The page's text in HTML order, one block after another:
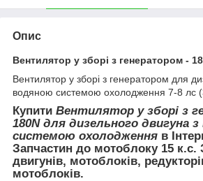
Опис
Вентилятор у зборі з генератором -
Вентилятор у зборі з генератором для
водяною системою охолодження 7-8 лс
Купити Вентилятор у зборі з
180N для дизельного двигуна
системою охолодження в
Запчастин до мотоблоку 15 к.с.
двигунів, мотоблоків,
мотоблоків.